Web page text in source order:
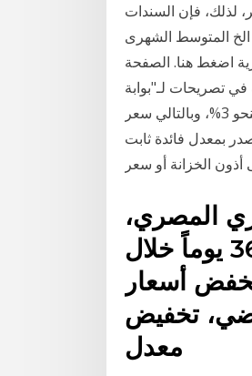
لذلك، فإن السندات
المتوسط الشهرى
اضغط هنا​. الصفحة
· خريطة الموقع 17 تشرين الثاني (نوفمبر) 2020 أضاف في تصريحات لـ"بوابة
الأهرام"، أن أذون الخزانة المقومة بالدولار، هي أداة يحصل المستثمر على فائدة بنحو 3%، وبالتالي سعر
هي سندات تصدر بمعدل فائدة ثابت
المصري،
ارتفع عائد أذون الخزانة لأجل 182 يوماً، و364 يوماً خلال
أسعار
تخفيض
معدل